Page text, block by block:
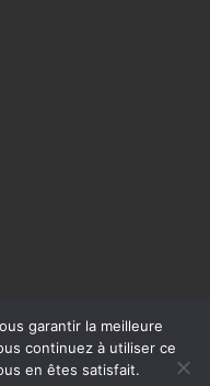
garantir la meilleure
continuez à utiliser ce
en êtes satisfait.